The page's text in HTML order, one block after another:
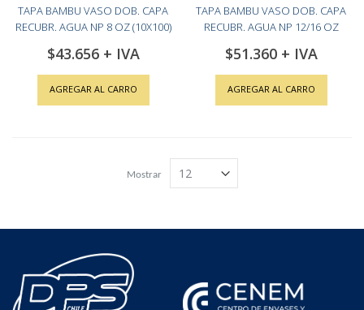
TAPA BAMBU VASO DOB. CAPA
RECUBR. AGUA NP 8 OZ (10X100)
$43.656
AGREGAR AL CARRO
TAPA BAMBU VASO DOB. CAPA
RECUBR. AGUA NP 12/16 OZ
$51.360
AGREGAR AL CARRO
Mostrar